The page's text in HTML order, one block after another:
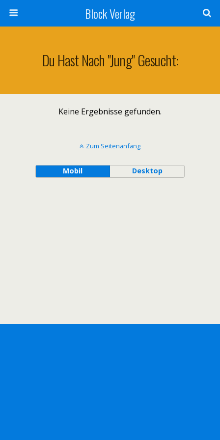
Block Verlag
Du Hast Nach "Jung" Gesucht:
Keine Ergebnisse gefunden.
Zum Seitenanfang
Mobil Desktop